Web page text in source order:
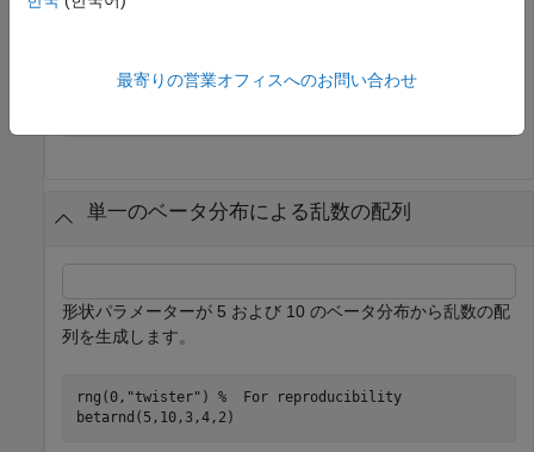
    0.2965    0.1475    0.2692
    0.3189    0.3826    0.0746
単一のベータ分布による乱数の配列
形状パラメーターが 5 および 10 のベータ分布から乱数の配
列を生成します。
rng(0, "twister" ) %  For reproducibility
betarnd(5,10,3,4,2)
最寄りの営業オフィスへのお問い合わせ